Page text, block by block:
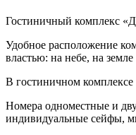
Гостиничный комплекс
Удобное расположение
властью: на небе, на
В гостиничном
Номера одноместные и
индивидуальные сейфы,